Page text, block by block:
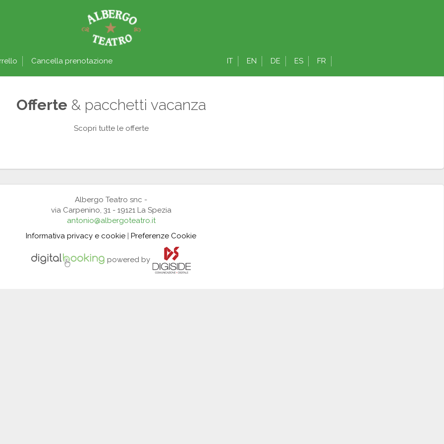
Cancella prenotazione IT EN DE ES FR
Offerte & pacchetti vacanza
Scopri tutte le offerte
Albergo Teatro snc -
via Carpenino, 31 - 19121 La Spezia
antonio@albergoteatro.it
Informativa privacy e cookie | Preferenze Cookie
powered by